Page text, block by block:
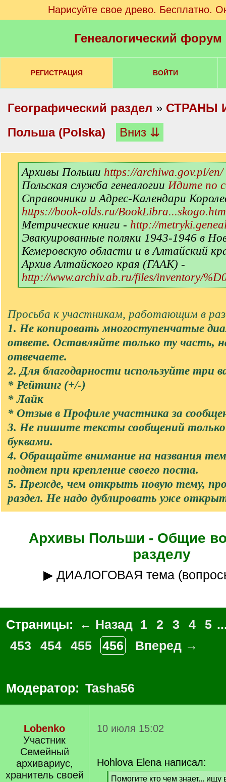
Нарисуйте свое древо. Бесплатно.
Генеалогический
РЕГИСТРАЦИЯ ВОЙТИ
Географический раздел » СТРАНЫ
Польша (Polska)
Вниз ⇊
q
]
Архивы Польши https://archiwa.gov.pl/en/
Польская служба генеалогииИдите по
Справочники и Адрес-Календари
https://book-olds.ru/
Метрические книги - http://
Эвакуированные поляки 1943-1946 в
Кемеровскую области и в Алтайский
Архив Алтайского края (ГААК) -
http://www.archiv.ab.ru/files/inventory/
[
]
Просьба к участникам, работающим в
1. Не копировать многоступенчатые
ответе. Оставляйте только ту часть,
отвечаете.
2. Для благодарности используйте три
* Рейтинг (+/-)
* Лайк
* Отзыв в Профиле участника за
3. Не пишите тексты сообщений
буквами.
4. Обращайте внимание на названия
подтем при крепление своего поста.
5. Прежде, чем открыть новую тему,
раздел. Не надо дублировать уже
Архивы Польши - Общие
разделу
▶ ДИАЛОГОВАЯ тема
Страницы: ← Назад 1 2 3 4 5
453
454 455 456 Вперед →
Модератор: Tasha56
Lobenko
Участник
Семейный
архивариус,
хранитель своей
10 июля 15:02
Hohlova Elena написал:
[Помогите кто чем знает...